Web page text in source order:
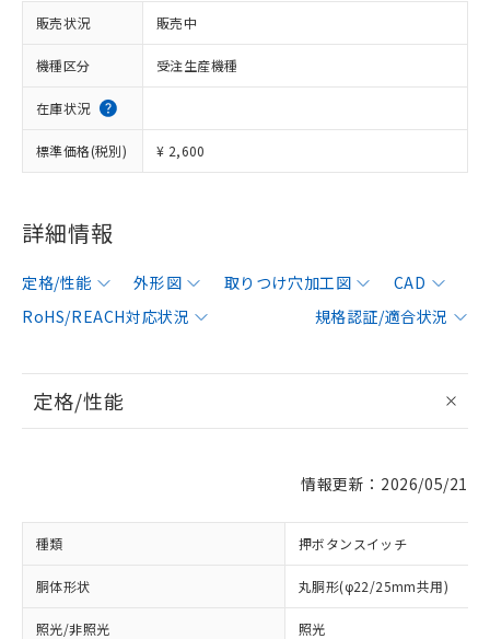
販売状況 販売中
機種区分 受注生産機種
在庫状況
標準価格(税別) ¥ 2,600
詳細情報
定格/性能 外形図 取りつけ穴加工図
CAD
RoHS/REACH対応状況
規格認証/適合状況
定格/性能
情報更新：2026/05/21
種類 押ボタンスイッチ
胴体形状 丸胴形(φ22/25mm共用)
照光/非照光 照光